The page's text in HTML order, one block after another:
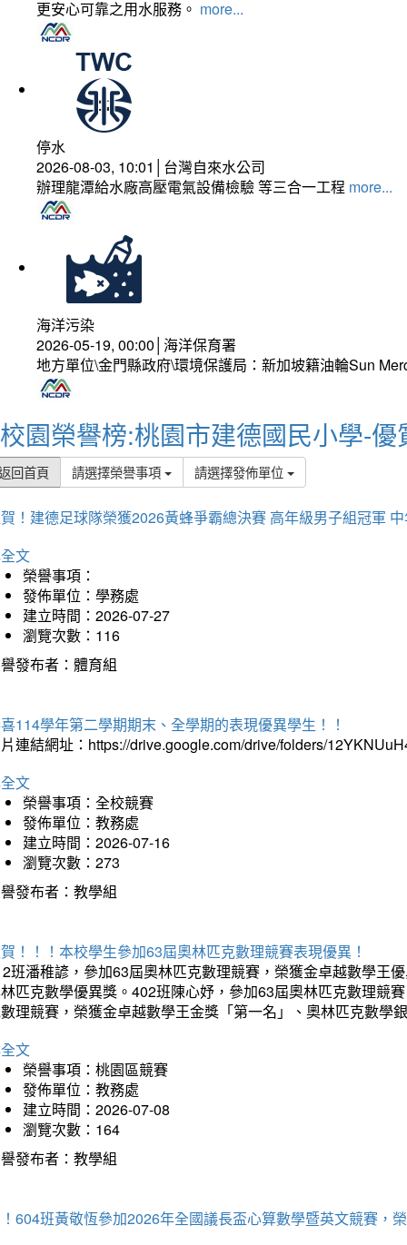
更安心可靠之用水服務。 more...
停水
2026-08-03, 10:01│台灣自來水公司
辦理龍潭給水廠高壓電氣設備檢驗 等三合一工程 more...
海洋污染
2026-05-19, 00:00│海洋保育署
地方單位\金門縣政府\環境保護局：新加坡籍油輪Sun
校園榮譽榜:桃園市建德國民小學-優
回首頁 請選擇榮譽事項 請選擇發佈單位
！建德足球隊榮獲2026黃蜂爭霸總決賽 高年級男子組冠軍
文
榮譽事項：
發佈單位：學務處
建立時間：2026-07-27
瀏覽次數：116
發布者：體育組
114學年第二學期期末、全學期的表現優異學生！！
連結網址：https://drive.google.com/drive/folders/
文
榮譽事項：全校競賽
發佈單位：教務處
建立時間：2026-07-16
瀏覽次數：273
發布者：教學組
！！！本校學生參加63屆奧林匹克數理競賽表現優異！
班潘稚諺，參加63屆奧林匹克數理競賽，榮獲金卓越數學王
匹克數學優異獎。402班陳心妤，參加63屆奧林匹克數理競
理競賽，榮獲金卓越數學王金獎「第一名」、奧林匹克數學
文
榮譽事項：桃園區競賽
發佈單位：教務處
建立時間：2026-07-08
瀏覽次數：164
發布者：教學組
604班黃敬恆參加2026年全國議長盃心算數學暨英文競賽，